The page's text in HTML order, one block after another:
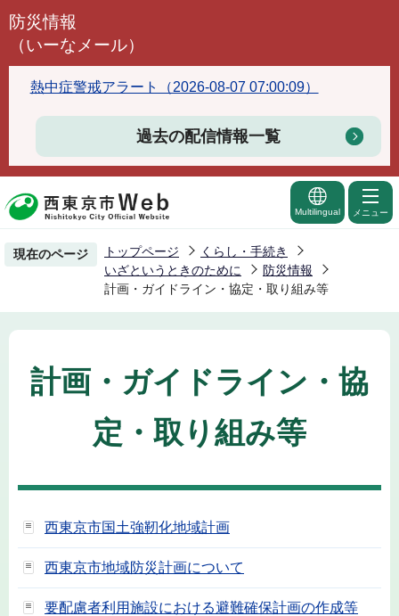
こ
頭
で
防災情報
（いーなメール）
熱中症警戒アラート（2026-08-07 07:00:09）
過去の配信情報一覧
Multilingual メニュー
現在のページ トップページ
くらし・手続き
いざというときのために
防災情報
計画・ガイドライン・協定・取り組み等
計画・ガイドライン・協
定・取り組み等
西東京市国土強靭化地域計画
西東京市地域防災計画について
要配慮者利用施設における避難確保計画の作成等